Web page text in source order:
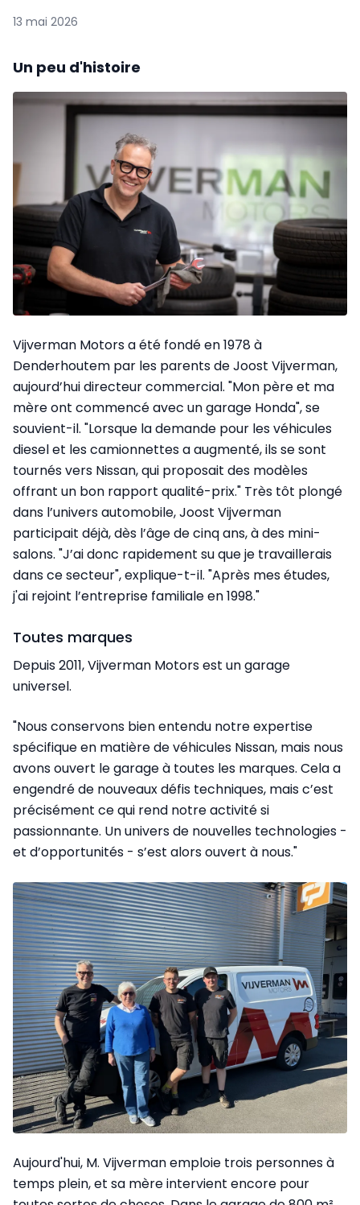
13 mai 2026
Un peu d'histoire
Vijverman Motors a été fondé en 1978 à
Denderhoutem par les parents de Joost Vijverman,
aujourd’hui directeur commercial. "Mon père et ma
mère ont commencé avec un garage Honda", se
souvient-il. "Lorsque la demande pour les véhicules
diesel et les camionnettes a augmenté, ils se sont
tournés vers Nissan, qui proposait des modèles
offrant un bon rapport qualité-prix." Très tôt plongé
dans l’univers automobile, Joost Vijverman
participait déjà, dès l’âge de cinq ans, à des mini-
salons. "J’ai donc rapidement su que je travaillerais
dans ce secteur", explique-t-il. "Après mes études,
j'ai rejoint l’entreprise familiale en 1998."
Toutes marques
Depuis 2011, Vijverman Motors est un garage
universel.
"Nous conservons bien entendu notre expertise
spécifique en matière de véhicules Nissan, mais nous
avons ouvert le garage à toutes les marques. Cela a
engendré de nouveaux défis techniques, mais c’est
précisément ce qui rend notre activité si
passionnante. Un univers de nouvelles technologies -
et d’opportunités - s’est alors ouvert à nous."
Aujourd'hui, M. Vijverman emploie trois personnes à
temps plein, et sa mère intervient encore pour